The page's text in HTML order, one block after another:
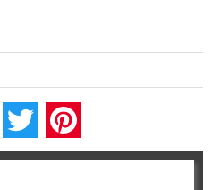
FacebookTwitter